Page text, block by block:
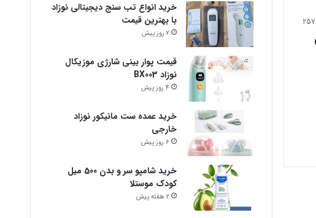
257
خرید انواع تب سنج دیجیتالی نوزاد
با بهترین قیمت
2 روز پیش
قیمت پوار بینی شارژی موزیکال
نوزاد BX003
4 روز پیش
خرید عمده ست مانیکور نوزاد
خارجی
6 روز پیش
خرید شامپو سر و بدن 500 میل
کودک موستلا
2 هفته پیش